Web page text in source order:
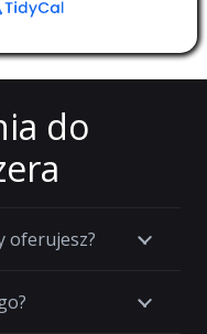
do
oferujesz?